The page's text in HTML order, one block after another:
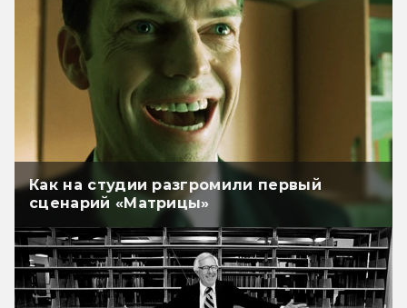
Как на студии разгромили первый
сценарий «Матрицы»